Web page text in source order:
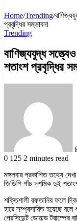
Home/Trending/
প্রবৃদ্ধির সম্ভাবনা
Trending
বাণিজ্যযুদ্ধ
শতাংশ প্রবৃদ্ধির
0 125 2 minutes read
মঙ্গলবার প্রকাশিত তথ্যে
জিডিপি পাঁচ দশমিক দুই
শক্তিশালী রফতানির ফলে
হারে সম্প্রসারিত হয়েছে বলে
প্রেসিডেন্ট ডোনাল্ড ট্রাম্পের